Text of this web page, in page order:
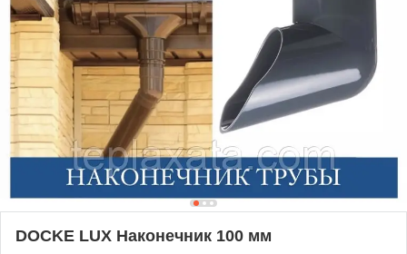
DOCKE LUX Наконечник 100 мм